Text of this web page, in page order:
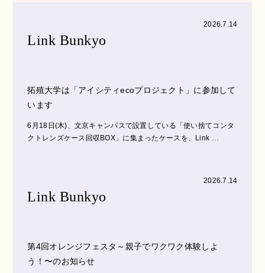
2026.7.14
Link Bunkyo
拓殖大学は「アイシティecoプロジェクト」に参加して
います
6月18日(木)、文京キャンパスで設置している「使い捨てコンタ
クトレンズケース回収BOX」に集まったケースを、Link …
2026.7.14
Link Bunkyo
第4回オレンジフェスタ～親子でワクワク体験しよ
う！〜のお知らせ